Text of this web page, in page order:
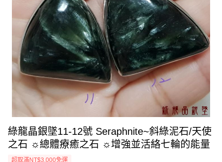
綠龍晶銀墜11-12號 Seraphnite~斜綠泥石/天使
之石 ☼總體療癒之石 ☼增強並活絡七輪的能量
超取滿NT$3,000免運